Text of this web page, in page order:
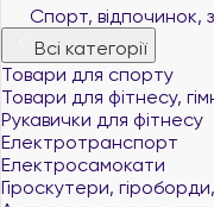
Спорт, відпочинок,
Всі категорії
Товари для спорту
Товари для фітнесу,
Рукавички для фітнесу
Електротранспорт
Електросамокати
Гіроскутери,